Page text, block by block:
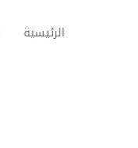
الرئيسية